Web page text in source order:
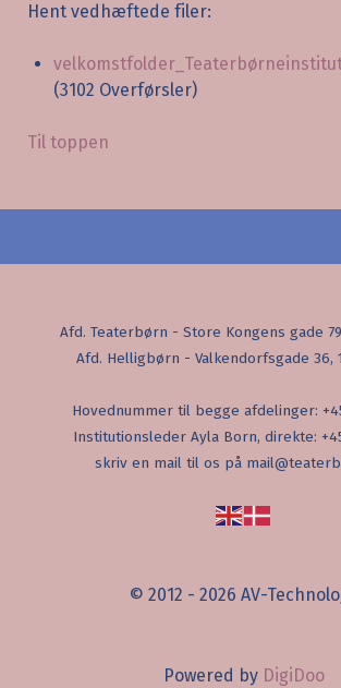
Hent vedhæftede filer:
(3102 Overførsler)
Til toppen
Afd. Teaterbørn - Store Kongens gade
Afd. Helligbørn - Valkendorfsgade 36,
Hovednummer til begge afdelinger:
Institutionsleder Ayla Born, direkte:
skriv en mail til os på
© 2012 - 2026 AV-
Powered by DigiDoo